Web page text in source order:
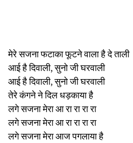
मेरे सजना फटाका फूटने वाला है दे ताली
आई है दिवाली, सुनो जी घरवाली
आई है दिवाली, सुनो जी घरवाली
तेरे कंगने ने दिल धड़काया है
लगे सजना मेरा आ रा रा रा रा
लगे सजना मेरा आ रा रा रा रा
लगे सजना मेरा आज पगलाया है